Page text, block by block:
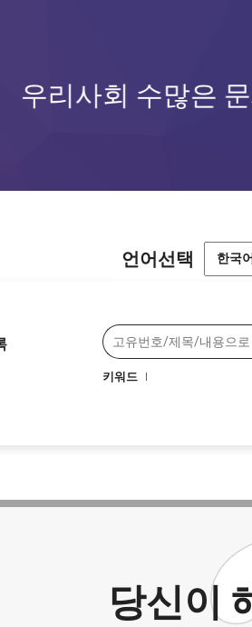
문제 정부예산 백
언어선택
키워드
당신이